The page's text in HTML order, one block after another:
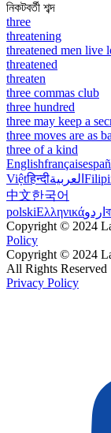
নিকটবর্তী শব্দ
three
threatening
threatened men live
threatened
threaten
three commas club
three hundred
three may keep a
three moves are as
three of a kind
Englishfrançais
Việtहिन्दीالعربية
中文한국어
polskiΕλληνικάاردو
Copyright © 2024
Policy
Copyright © 2024
All Rights Reserved
Privacy Policy